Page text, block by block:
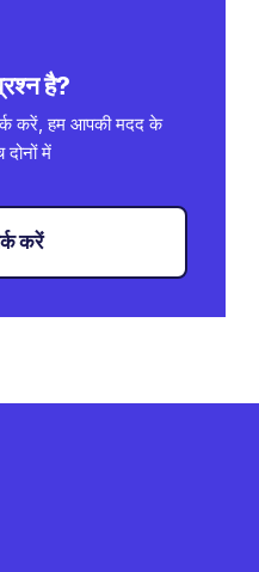
है?
करें, हम आपकी मदद के
में
करें